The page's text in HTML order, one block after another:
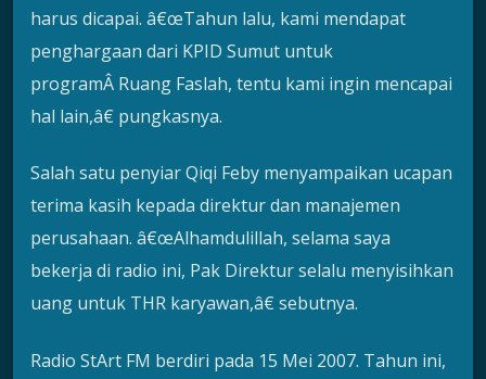
harus dicapai. â€œTahun lalu, kami mendapat
penghargaan dari KPID Sumut untuk
programÂ Ruang Faslah, tentu kami ingin mencapai
hal lain,â€ pungkasnya.
Salah satu penyiar Qiqi Feby menyampaikan ucapan
terima kasih kepada direktur dan manajemen
perusahaan. â€œAlhamdulillah, selama saya
bekerja di radio ini, Pak Direktur selalu menyisihkan
uang untuk THR karyawan,â€ sebutnya.
Radio StArt FM berdiri pada 15 Mei 2007. Tahun ini,